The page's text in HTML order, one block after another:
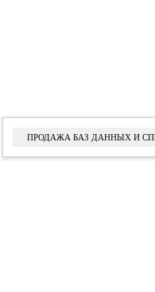
ПРОДАЖА БАЗ ДАННЫХ И